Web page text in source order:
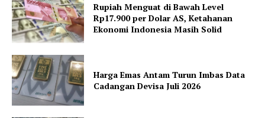
Rupiah Menguat di Bawah Level
Rp17.900 per Dolar AS, Ketahanan
Ekonomi Indonesia Masih Solid
Harga Emas Antam Turun Imbas Data
Cadangan Devisa Juli 2026